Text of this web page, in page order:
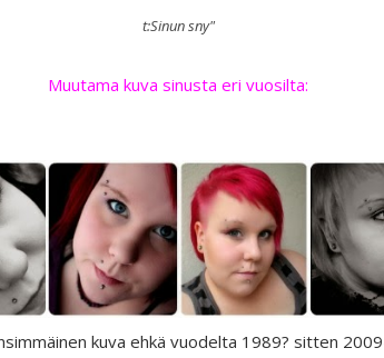
t:Sinun sny"
Muutama kuva sinusta eri vuosilta:
kuva ehkä vuodelta 1989? sitten